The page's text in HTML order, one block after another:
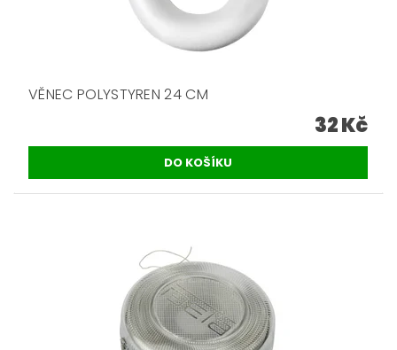
VĚNEC POLYSTYREN 24 CM
32 Kč